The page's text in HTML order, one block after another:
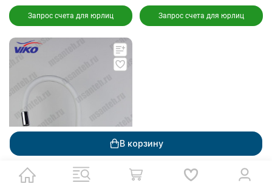
В корзину
Запрос счета для юрлиц Запрос счета для юрлиц